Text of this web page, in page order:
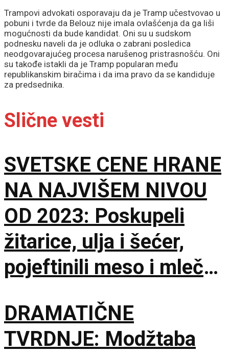
Trampovi advokati osporavaju da je Tramp učestvovao u
pobuni i tvrde da Belouz nije imala ovlašćenja da ga liši
mogućnosti da bude kandidat. Oni su u sudskom
podnesku naveli da je odluka o zabrani posledica
neodgovarajućeg procesa narušenog pristrasnošću. Oni
su takođe istakli da je Tramp popularan među
republikanskim biračima i da ima pravo da se kandiduje
za predsednika.
Slične vesti
SVETSKE CENE HRANE
NA NAJVIŠEM NIVOU
OD 2023: Poskupeli
žitarice, ulja i šećer,
pojeftinili meso i mlečni
DRAMATIČNE
TVRDNJE: Modžtaba